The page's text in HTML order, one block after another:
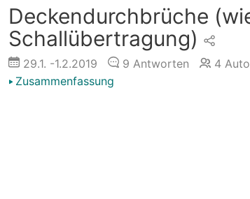
Deckendurchbrüche
Schallübertragung)
29.1. -1.2.2019 9 Antworten 4
Zusammenfassung